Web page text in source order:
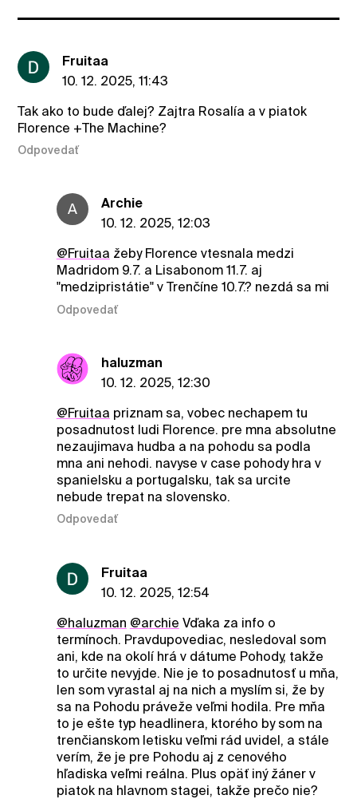
Fruitaa
10. 12. 2025, 11:43
Tak ako to bude ďalej? Zajtra Rosalía a v piatok
Florence +The Machine?
Odpovedať
A
Archie
10. 12. 2025, 12:03
@Fruitaa žeby Florence vtesnala medzi
Madridom 9.7. a Lisabonom 11.7. aj
"medzipristátie" v Trenčíne 10.7.? nezdá sa mi
Odpovedať
haluzman
10. 12. 2025, 12:30
@Fruitaa priznam sa, vobec nechapem tu
posadnutost ludi Florence. pre mna absolutne
nezaujimava hudba a na pohodu sa podla
mna ani nehodi. navyse v case pohody hra v
spanielsku a portugalsku, tak sa urcite
nebude trepat na slovensko.
Odpovedať
Fruitaa
10. 12. 2025, 12:54
@haluzman @archie Vďaka za info o
termínoch. Pravdupovediac, nesledoval som
ani, kde na okolí hrá v dátume Pohody, takže
to určite nevyjde. Nie je to posadnutosť u mňa,
len som vyrastal aj na nich a myslím si, že by
sa na Pohodu práveže veľmi hodila. Pre mňa
to je ešte typ headlinera, ktorého by som na
trenčianskom letisku veľmi rád uvidel, a stále
verím, že je pre Pohodu aj z cenového
hľadiska veľmi reálna. Plus opäť iný žáner v
piatok na hlavnom stagei, takže prečo nie?